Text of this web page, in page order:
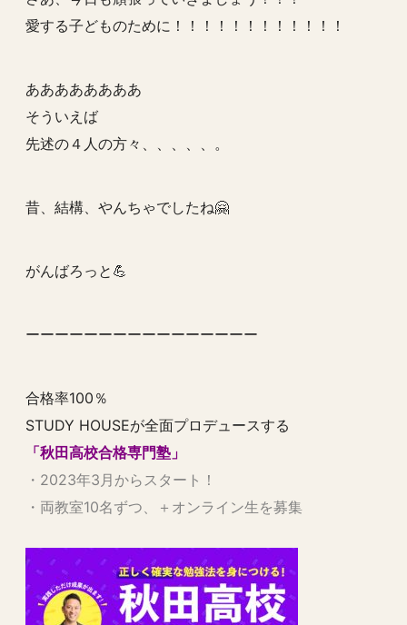
愛する子どものために！！！！！！！！！！！！
ああああああああ
そういえば
先述の４人の方々、、、、、。
昔、結構、やんちゃでしたね🤗
がんばろっと💪
ーーーーーーーーーーーーーーーー
合格率100％
STUDY HOUSEが全面プロデュースする
「秋田高校合格専門塾」
・2023年3月からスタート！
・両教室10名ずつ、＋オンライン生を募集